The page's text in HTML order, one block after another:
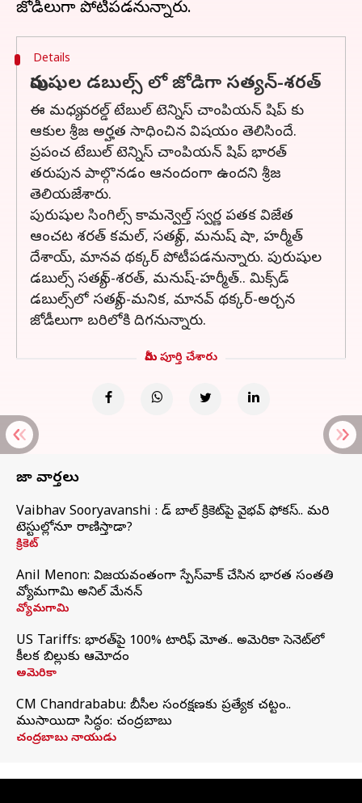
Details
పురుషుల డబుల్స్ లో జోడిగా సత్యన్-శరత్
ఈ మధ్య వరల్డ్ టేబుల్ టెన్నిస్ చాంపియన్ షిప్ కు
ఆకుల శ్రీజ అర్హత సాధించిన విషయం తెలిసిందే.
ప్రపంచ టేబుల్ టెన్నిస్ చాంపియన్ షిప్ భారత్
తరుపున పాల్గొనడం ఆనందంగా ఉందని శ్రీజ
తెలియజేశారు.
పురుషుల సింగిల్స్ కామన్వెల్త్ స్వర్ణ పతక విజేత
ఆంచట శరత్ కమల్, సత్యన్, మనుష్ షా, హర్మీత్
దేశాయ్, మానవ థక్కర్ పోటీపడనున్నారు. పురుషుల
డబుల్స్ సత్యన్‌-శరత్‌, మనుష్‌-హర్మీత్‌.. మిక్స్‌డ్‌
డబుల్స్‌లో సత్యన్‌-మనిక, మానవ్‌ థక్కర్‌-అర్చన
జోడీలుగా బరిలోకి దిగనున్నారు.
మీరు పూర్తి చేశారు
తాజా వార్తలు
Vaibhav Sooryavanshi : రెడ్ బాల్ క్రికెట్‌పై వైభవ్ ఫోకస్.. మరి
టెస్టుల్లోనూ రాణిస్తాడా?
క్రికెట్
Anil Menon: విజయవంతంగా స్పేస్‌వాక్‌ చేసిన భారత సంతతి
వ్యోమగామి అనిల్‌ మేనన్
వ్యోమగామి
US Tariffs: భారత్‌పై 100% టారిఫ్‌ మోత.. అమెరికా సెనెట్‌లో
కీలక బిల్లుకు ఆమోదం
అమెరికా
CM Chandrababu: బీసీల సంరక్షణకు ప్రత్యేక చట్టం..
ముసాయిదా సిద్ధం: చంద్రబాబు
చంద్రబాబు నాయుడు